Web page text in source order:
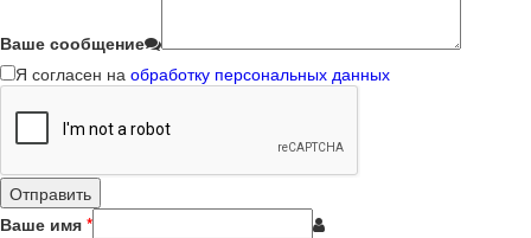
Ваше сообщение
Я согласен на обработку персональных данных
Ваше имя *